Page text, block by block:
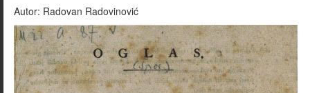
Autor: Radovan Radovinović